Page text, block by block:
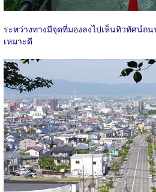
ระหว่างทางมีจุดที่มองลงไปเห็นทิวทัศน์ถ
เหมาะดี